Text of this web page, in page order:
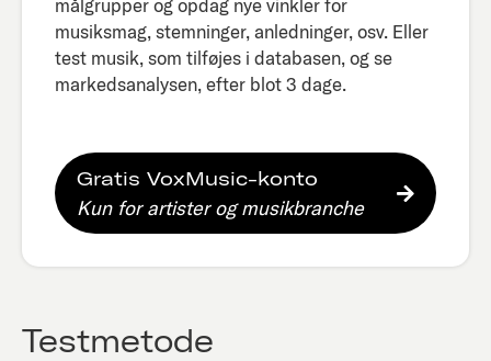
målgrupper og opdag nye vinkler for
musiksmag, stemninger, anledninger, osv. Eller
test musik, som tilføjes i databasen, og se
markedsanalysen, efter blot 3 dage.​
Gratis VoxMusic-konto
Kun for artister og musikbranche
Testmetode